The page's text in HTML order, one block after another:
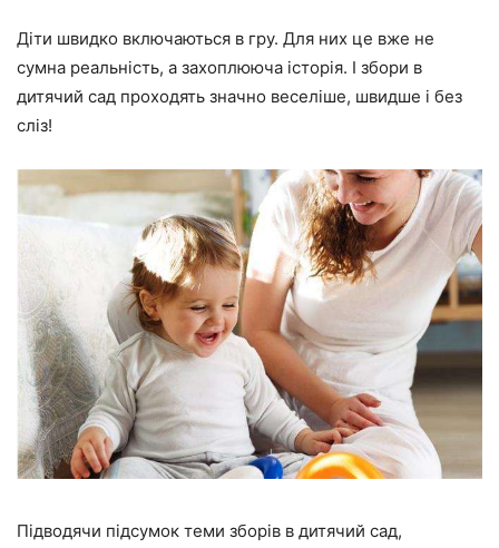
Діти швидко включаються в гру. Для них це вже не
сумна реальність, а захоплююча історія. І збори в
дитячий сад проходять значно веселіше, швидше і без
сліз!
Підводячи підсумок теми зборів в дитячий сад,